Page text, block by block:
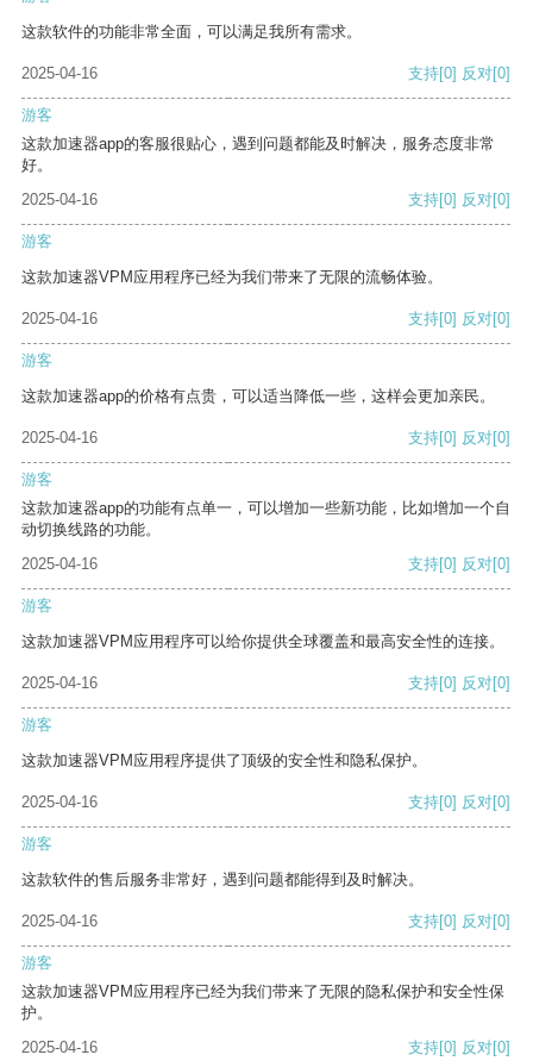
这款软件的功能非常全面，可以满足我所有需求。
2025-04-16 支持[0] 反对[0]
游客
这款加速器app的客服很贴心，遇到问题都能及时解决，服务态度非常
好。
2025-04-16
支持[0] 反对[0]
游客
这款加速器VPM应用程序已经为我们带来了无限的流畅体验。
2025-04-16 支持[0] 反对[0]
游客
这款加速器app的价格有点贵，可以适当降低一些，这样会更加亲民。
2025-04-16 支持[0] 反对[0]
游客
这款加速器app的功能有点单一，可以增加一些新功能，比如增加一个自
动切换线路的功能。
2025-04-16
支持[0] 反对[0]
游客
这款加速器VPM应用程序可以给你提供全球覆盖和最高安全性的连接。
2025-04-16 支持[0] 反对[0]
游客
这款加速器VPM应用程序提供了顶级的安全性和隐私保护。
2025-04-16 支持[0] 反对[0]
游客
这款软件的售后服务非常好，遇到问题都能得到及时解决。
2025-04-16 支持[0] 反对[0]
游客
这款加速器VPM应用程序已经为我们带来了无限的隐私保护和安全性保
护。
2025-04-16
支持[0] 反对[0]